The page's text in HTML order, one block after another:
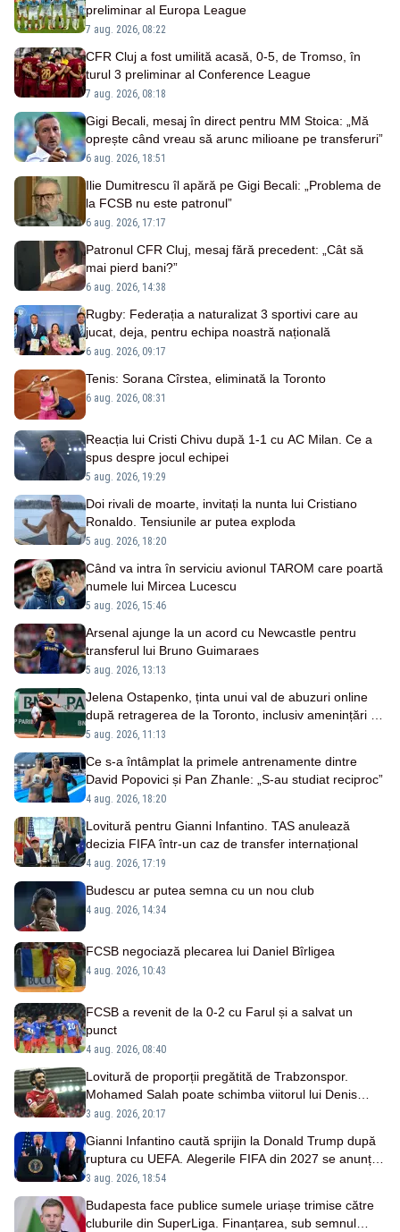
preliminar al Europa League
7 aug. 2026, 08:22
CFR Cluj a fost umilită acasă, 0-5, de Tromso, în
turul 3 preliminar al Conference League
7 aug. 2026, 08:18
Gigi Becali, mesaj în direct pentru MM Stoica: „Mă
oprește când vreau să arunc milioane pe transferuri”
6 aug. 2026, 18:51
Ilie Dumitrescu îl apără pe Gigi Becali: „Problema de
la FCSB nu este patronul”
6 aug. 2026, 17:17
Patronul CFR Cluj, mesaj fără precedent: „Cât să
mai pierd bani?”
6 aug. 2026, 14:38
Rugby: Federația a naturalizat 3 sportivi care au
jucat, deja, pentru echipa noastră națională
6 aug. 2026, 09:17
Tenis: Sorana Cîrstea, eliminată la Toronto
6 aug. 2026, 08:31
Reacția lui Cristi Chivu după 1-1 cu AC Milan. Ce a
spus despre jocul echipei
5 aug. 2026, 19:29
Doi rivali de moarte, invitați la nunta lui Cristiano
Ronaldo. Tensiunile ar putea exploda
5 aug. 2026, 18:20
Când va intra în serviciu avionul TAROM care poartă
numele lui Mircea Lucescu
5 aug. 2026, 15:46
Arsenal ajunge la un acord cu Newcastle pentru
transferul lui Bruno Guimaraes
5 aug. 2026, 13:13
Jelena Ostapenko, ținta unui val de abuzuri online
după retragerea de la Toronto, inclusiv amenințări cu
moartea
5 aug. 2026, 11:13
Ce s-a întâmplat la primele antrenamente dintre
David Popovici și Pan Zhanle: „S-au studiat reciproc”
4 aug. 2026, 18:20
Lovitură pentru Gianni Infantino. TAS anulează
decizia FIFA într-un caz de transfer internațional
4 aug. 2026, 17:19
Budescu ar putea semna cu un nou club
4 aug. 2026, 14:34
FCSB negociază plecarea lui Daniel Bîrligea
4 aug. 2026, 10:43
FCSB a revenit de la 0-2 cu Farul și a salvat un
punct
4 aug. 2026, 08:40
Lovitură de proporții pregătită de Trabzonspor.
Mohamed Salah poate schimba viitorul lui Denis
Drăguș la FCSB
3 aug. 2026, 20:17
Gianni Infantino caută sprijin la Donald Trump după
ruptura cu UEFA. Alegerile FIFA din 2027 se anunță
incendiare
3 aug. 2026, 18:54
Budapesta face publice sumele uriașe trimise către
cluburile din SuperLiga. Finanțarea, sub semnul